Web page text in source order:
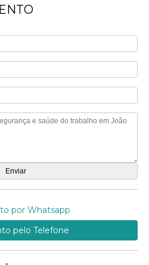
por Whatsapp
pelo Telefone